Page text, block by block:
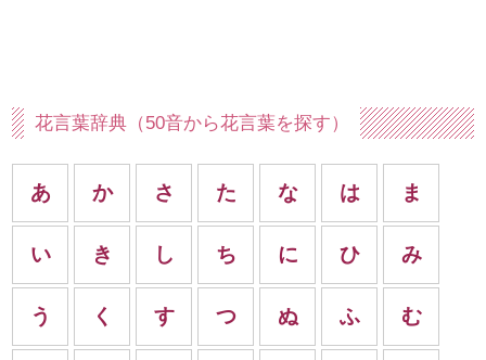
花言葉辞典（50音から花言葉を探す）
あ
い
う
か
き
く
さ
し
す
た
ち
つ
な
に
ぬ
は
ひ
ふ
ま
み
む